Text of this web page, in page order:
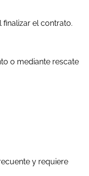
el contrato.
o mediante rescate
y requiere